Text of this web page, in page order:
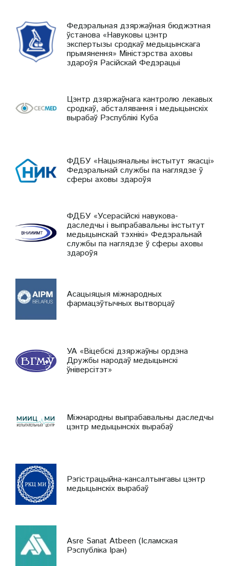
Федэральная дзяржаўная бюджэтная
ўстанова «Навуковы цэнтр
экспертызы сродкаў медыцынскага
прымянення» Міністэрства аховы
здароўя Расійскай Федэрацыі
Цэнтр дзяржаўнага кантролю лекавых
сродкаў, абсталявання і медыцынскіх
вырабаў Рэспублікі Куба
ФДБУ «Нацыянальны інстытут якасці»
Федэральнай службы па наглядзе ў
сферы аховы здароўя
ФДБУ «Усерасійскі навукова-
даследчы і выпрабавальны інстытут
медыцынскай тэхнікі» Федэральнай
службы па наглядзе ў сферы аховы
здароўя
Асацыяцыя міжнародных
фармацэўтычных вытворцаў
УА «Віцебскі дзяржаўны ордэна
Дружбы народаў медыцынскі
ўніверсітэт»
Міжнародны выпрабавальны даследчы
цэнтр медыцынскіх вырабаў
Рэгістрацыйна-кансалтынгавы цэнтр
медыцынскіх вырабаў
Asre Sanat Atbeen (Ісламская
Рэспубліка Іран)